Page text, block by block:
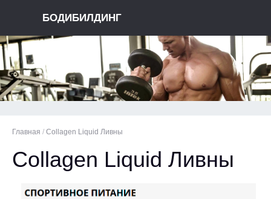
БОДИБИЛДИНГ
Главная / Collagen Liquid Ливны
Collagen Liquid Ливны